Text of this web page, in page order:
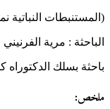
(المستنبطات النباتية
الباحثة : مرية الفرنيني
باحثة بسلك الدكتوراه
ملخص: